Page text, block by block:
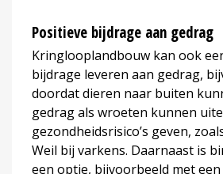
Positieve bijdrage aan gedrag
Kringlooplandbouw kan ook
bijdrage leveren aan gedrag,
doordat dieren naar buiten
gedrag als wroeten kunnen
gezondheidsrisico’s geven,
Weil bij varkens. Daarnaast is
een optie, bijvoorbeeld met